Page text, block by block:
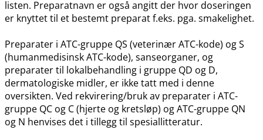
listen. Preparatnavn er også angitt der hvor doseringen
er knyttet til et bestemt preparat f.eks. pga. smakelighet.
Preparater i ATC-gruppe QS (veterinær ATC-kode) og S
(humanmedisinsk ATC-kode), sanseorganer, og
preparater til lokalbehandling i gruppe QD og D,
dermatologiske midler, er ikke tatt med i denne
oversikten. Ved rekvirering​/​bruk av preparater i ATC-
gruppe QC og C (hjerte og kretsløp) og ATC-gruppe QN
og N henvises det i tillegg til spesiallitteratur.